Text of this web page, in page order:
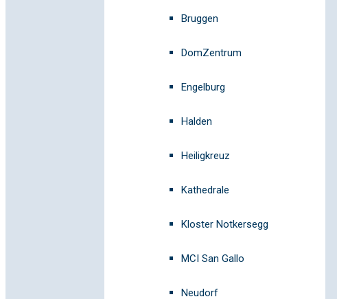
Bruggen
DomZentrum
Engelburg
Halden
Heiligkreuz
Kathedrale
Kloster Notkersegg
MCI San Gallo
Neudorf